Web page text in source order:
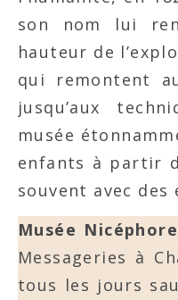
son nom lui
hauteur de
qui remontent
jusqu’aux
musée
enfants à partir
souvent avec des
Musée
Messageries à
tous les jours